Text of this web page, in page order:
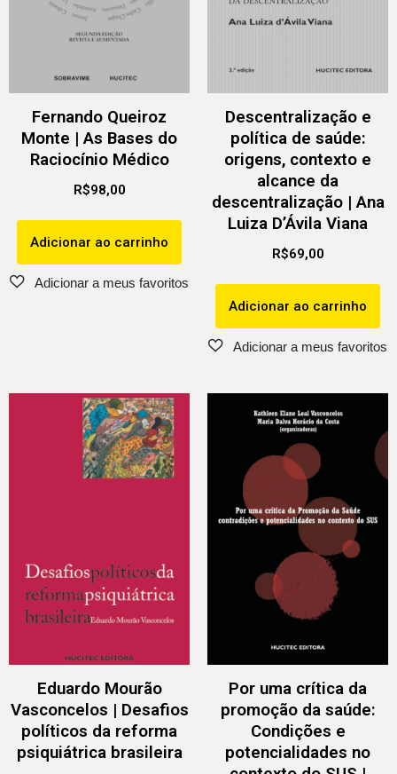
Fernando Queiroz
Monte | As Bases do
Raciocínio Médico
R$98,00
Adicionar ao carrinho
Descentralização e
política de saúde:
origens, contexto e
alcance da
descentralização | Ana
Luiza D’Ávila Viana
R$69,00
Adicionar ao carrinho
Eduardo Mourão
Vasconcelos | Desafios
políticos da reforma
psiquiátrica brasileira
Por uma crítica da
promoção da saúde:
Condições e
potencialidades no